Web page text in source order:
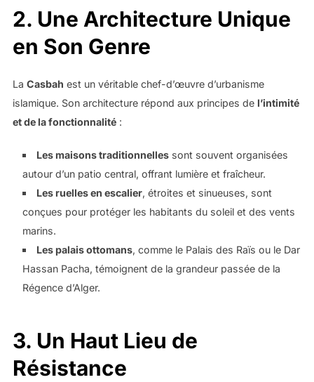
2. Une Architecture Unique
en Son Genre
La Casbah est un véritable chef-d’œuvre d’urbanisme
islamique. Son architecture répond aux principes de l’intimité
et de la fonctionnalité:
Les maisons traditionnelles sont souvent organisées
autour d’un patio central, offrant lumière et fraîcheur.
Les ruelles en escalier, étroites et sinueuses, sont
conçues pour protéger les habitants du soleil et des vents
marins.
Les palais ottomans, comme le Palais des Raïs ou le Dar
Hassan Pacha, témoignent de la grandeur passée de la
Régence d’Alger.
3. Un Haut Lieu de
Résistance